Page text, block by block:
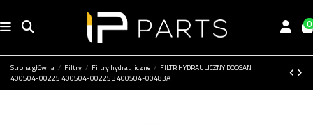
0
Strona główna Filtry Filtry hydrauliczne
FILTR HYDRAULICZNY DOOSAN
400504-00225 400504-00225B 400504-00483A